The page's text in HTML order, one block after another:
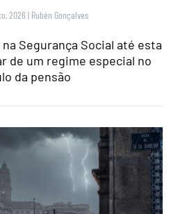
2026 | Rubén Gonçalves
Segurança Social até esta
de um regime especial no
da pensão